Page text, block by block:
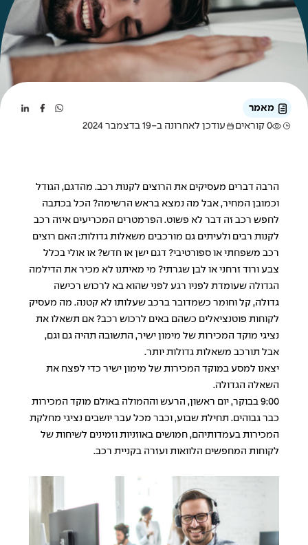
מאמר
0 קוראים
עודכן לאחרונה ב-19 בדצמבר 2024
הרבה דברים מעסיקים את הרוצים לקנות רכב. מהדגם, הגודל
וכמובן המחיר, אבל מה נמצא בראש הרשימה? הכל בכתבה
לחפש רכב זה דבר לא פשוט. הפרמטרים המכריעים איזה רכב
לקנות רבים ולעיתים גם מורכבים משאלות גדולות: האם רוצים
רכב משפחתי או ספורטיבי? דגם ישן או חדש? או אולי בכלל
צבע ורוד זרחני או לבן שגרתי? מי מאיתנו לא מכיר את הדילמה
הגדולה שעומדת לפניו רגע לפני שהוא בא לרכוש רכישה
גדולה, קל וחומר כשמדובר ברכב שעלותו לא קטנה. מה מעסיק
לקוחות פוטנציאלים כשהם באים לרכוש רכב? אם תשאלו את
נציגי מוקד המכירות של מימון ישיר, התשובה תהיה גם וגם,
אבל תורכב משאלות גדולות יותר.
יצאנו למסע במוקד המכירות של מימון ישיר כדי לפצח את
השאלה הגדולה.
9:00 בבוקר, יום ראשון, הרעש וההמולה באולם מוקד המכירות
כבר גבוהים. תחילת שבוע, וכבר מכל עבר יושבים נציגי מחלקת
המכירות בעמדותיהם, חמושים באוזניות וזמינים לשיחות של
לקוחות המחפשים הלוואות ועזרה בקניית רכב.